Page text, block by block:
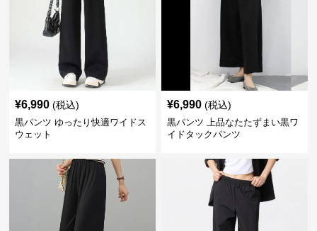
¥6,990 (税込)
黒パンツ ゆったり快適ワイドス
ウェット
¥6,990 (税込)
黒パンツ 上品なたたずまい黒ワ
イドタックパンツ